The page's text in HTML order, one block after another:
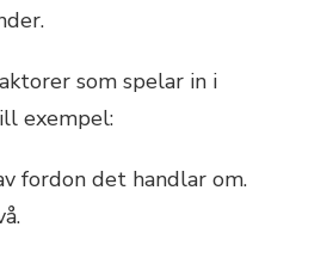
som spelar in i
exempel:
fordon det handlar om.